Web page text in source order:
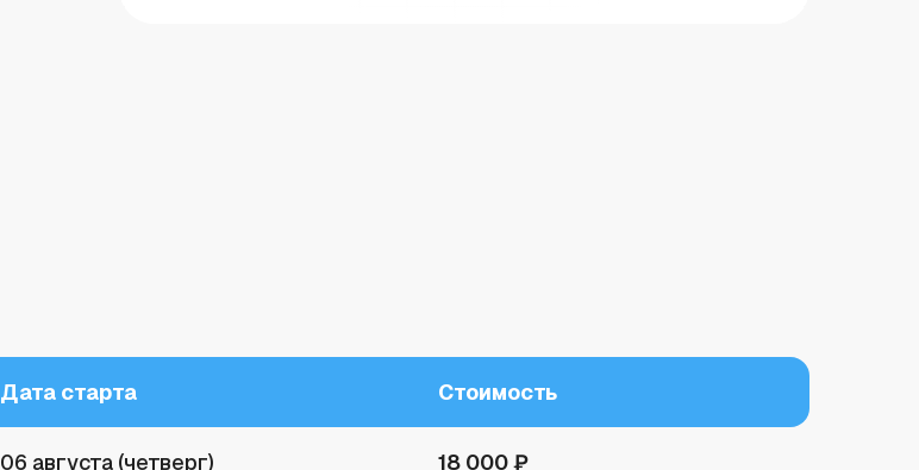
Дата старта Стоимость
06 августа (четверг) 18 000 ₽